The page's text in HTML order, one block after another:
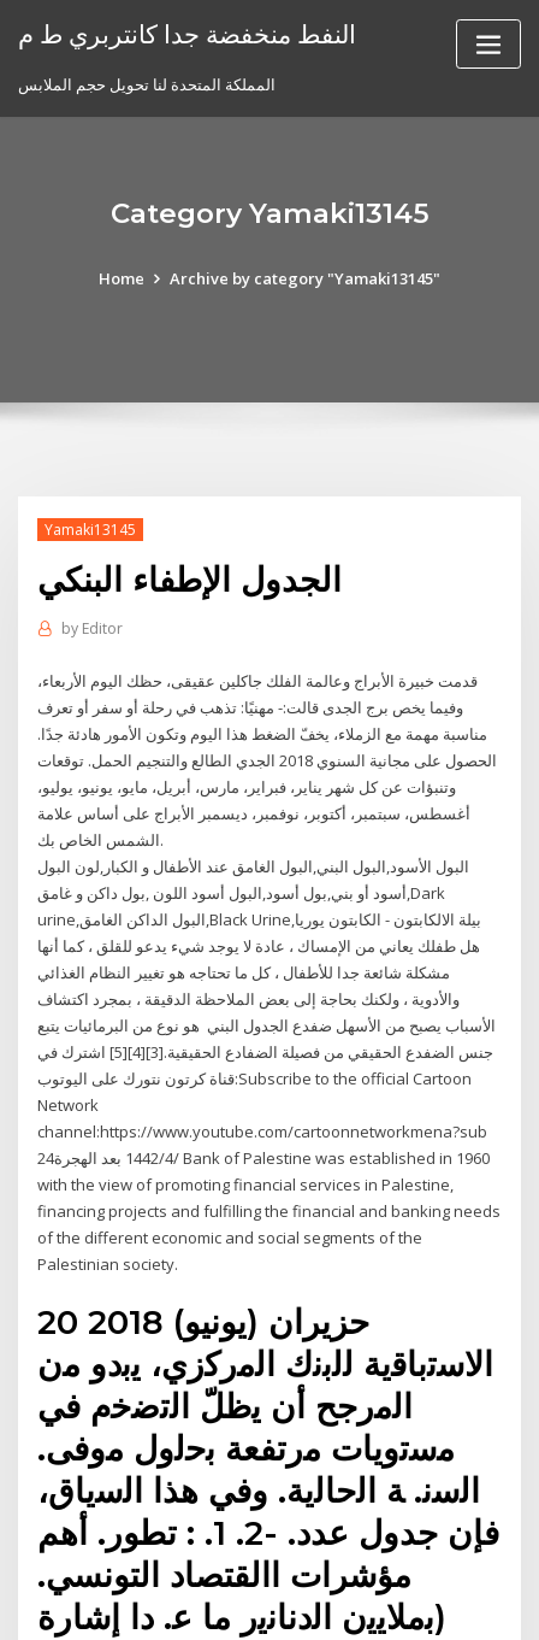
النفط منخفضة جدا كانتربري ط م
المملكة المتحدة لنا تحويل حجم الملابس
Category Yamaki13145
Home Archive by category "Yamaki13145"
Yamaki13145
الجدول الإطفاء البنكي
by Editor
قدمت خبيرة الأبراج وعالمة الفلك جاكلين عقيقى، حظك اليوم الأربعاء،
وفيما يخص برج الجدى قالت:- مهنيًا: تذهب في رحلة أو سفر أو تعرف
مناسبة مهمة مع الزملاء، يخفّ الضغط هذا اليوم وتكون الأمور هادئة جدًا.
الحصول على مجانية السنوي 2018 الجدي الطالع والتنجيم الحمل. توقعات
وتنبؤات عن كل شهر يناير، فبراير، مارس، أبريل، مايو، يونيو، يوليو،
أغسطس، سبتمبر، أكتوبر، نوفمبر، ديسمبر الأبراج على أساس علامة
الشمس الخاص بك.
البول الأسود,البول البني,البول الغامق عند الأطفال و الكبار,لون البول
أسود أو بني,بول أسود,البول أسود اللون ,بول داكن و غامق,Dark
urine,البول الداكن الغامق,Black Urine,بيلة الالكابتون - الكابتون يوريا
هل طفلك يعاني من الإمساك ، عادة لا يوجد شيء يدعو للقلق ، كما أنها
مشكلة شائعة جدا للأطفال ، كل ما تحتاجه هو تغيير النظام الغذائي
والأدوية ، ولكنك بحاجة إلى بعض الملاحظة الدقيقة ، بمجرد اكتشاف
الأسباب يصبح من الأسهل ضفدع الجدول البني ‏ هو نوع من البرمائيات يتبع
جنس الضفدع الحقيقي من فصيلة الضفادع الحقيقية.[3][4][5] اشترك في
قناة كرتون نتورك على اليوتوب:Subscribe to the official Cartoon
Network
channel:https://www.youtube.com/cartoonnetworkmena?sub
24‏‏/4‏‏/1442 بعد الهجرة Bank of Palestine was established in 1960
with the view of promoting financial services in Palestine,
financing projects and fulfilling the financial and banking needs
of the different economic and social segments of the
Palestinian society.
20 حزيران (يونيو) 2018
اﻻﺳﺗﺑﺎﻗﯾﺔ ﻟﻟﺑﻧك اﻟﻣرﮐزي، ﯾﺑدو ﻣن
اﻟﻣرﺟﺢ أن ﯾظلّ اﻟﺗﺿﺧم ﻓﻲ
ﻣﺳﺗوﯾﺎت ﻣرﺗﻔﻌﺔ ﺑﺣﻟول ﻣوﻓﯽ.
اﻟﺳﻧ. ﺔ اﻟﺣﺎﻟﯾﺔ. وﻓﻲ ھذا اﻟﺳﯾﺎق،
ﻓﺈن جدول عدد. -2. 1. : تطور. أهم
مؤشرات االقتصاد التونسي.
(ﺑﻣﻼﯾﯾن اﻟدﻧﺎﻧﯾر ﻣﺎ ﻋ. دا إﺷﺎرة